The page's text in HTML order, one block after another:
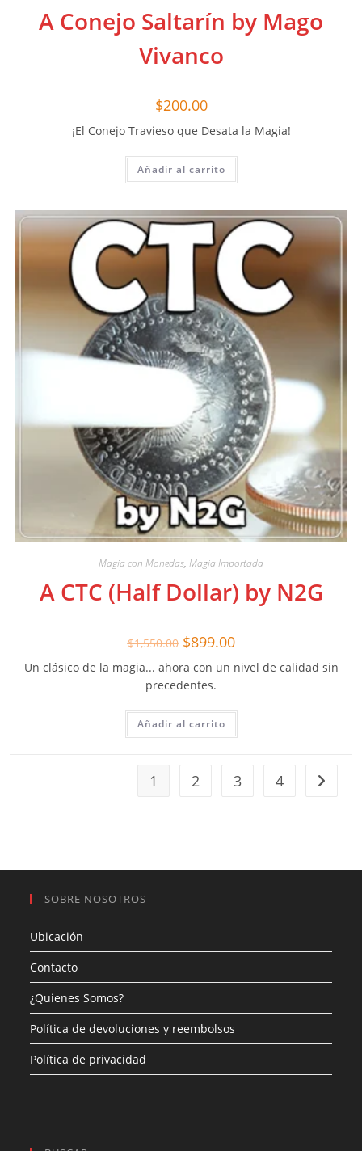
A Conejo Saltarín by Mago
Vivanco
$200.00
¡El Conejo Travieso que Desata la Magia!
Añadir al carrito
Magia con Monedas, Magia Importada
A CTC (Half Dollar) by N2G
$1,550.00 El
precio
era:
$1,550.00.
$899.00El
precio
actual
es:
Un clásico de la magia... ahora con un nivel de calidad sin
precedentes.
Añadir al carrito
1 2 3 4
SOBRE NOSOTROS
Ubicación
Contacto
¿Quienes Somos?
Política de devoluciones y reembolsos
Política de privacidad